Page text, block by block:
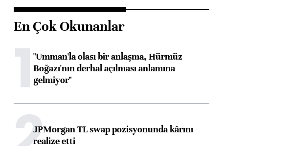
En Çok Okunanlar
1"Umman'la olası bir anlaşma, Hürmüz
Boğazı'nın derhal açılması anlamına
gelmiyor"
JPMorgan TL swap pozisyonunda kârını
realize etti